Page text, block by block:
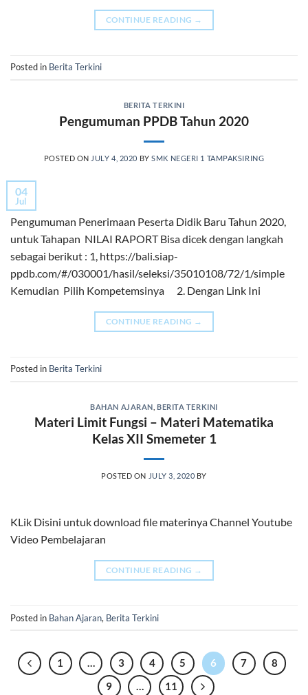
CONTINUE READING →
Posted in Berita Terkini
BERITA TERKINI
Pengumuman PPDB Tahun 2020
POSTED ON JULY 4, 2020 BYSMK NEGERI 1 TAMPAKSIRING
04
Jul
Pengumuman Penerimaan Peserta Didik Baru Tahun 2020,
untuk Tahapan NILAI RAPORT Bisa dicek dengan langkah
sebagai berikut : 1, https://bali.siap-
ppdb.com/#/030001/hasil/seleksi/35010108/72/1/simple
Kemudian Pilih Kompetemsinya 2. Dengan Link Ini
CONTINUE READING →
Posted in Berita Terkini
BAHAN AJARAN BERITA TERKINI
Materi Limit Fungsi – Materi Matematika
Kelas XII Smemeter 1
POSTED ON JULY 3, 2020 BY
KLik Disini untuk download file materinya Channel Youtube
Video Pembelajaran
CONTINUE READING →
Posted in Bahan Ajaran, Berita Terkini
1 … 3 4 5 6 7
8
9
… 11